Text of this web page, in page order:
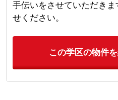
手伝いをさせていただき
せください。
この学区の物件